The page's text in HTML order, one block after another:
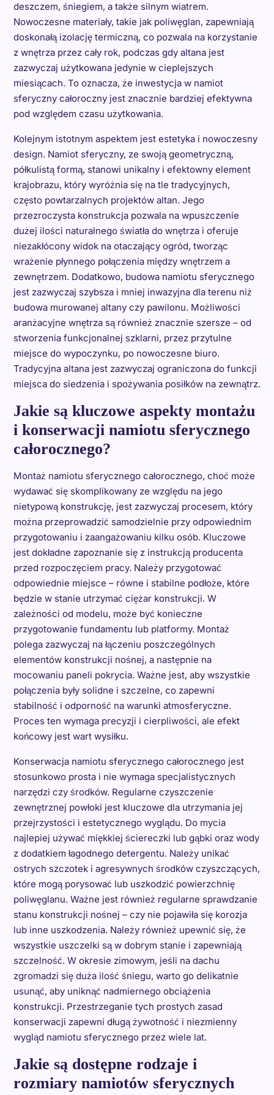
deszczem, śniegiem, a także silnym wiatrem.
Nowoczesne materiały, takie jak poliwęglan, zapewniają
doskonałą izolację termiczną, co pozwala na korzystanie
z wnętrza przez cały rok, podczas gdy altana jest
zazwyczaj użytkowana jedynie w cieplejszych
miesiącach. To oznacza, że inwestycja w namiot
sferyczny całoroczny jest znacznie bardziej efektywna
pod względem czasu użytkowania.
Kolejnym istotnym aspektem jest estetyka i nowoczesny
design. Namiot sferyczny, ze swoją geometryczną,
półkulistą formą, stanowi unikalny i efektowny element
krajobrazu, który wyróżnia się na tle tradycyjnych,
często powtarzalnych projektów altan. Jego
przezroczysta konstrukcja pozwala na wpuszczenie
dużej ilości naturalnego światła do wnętrza i oferuje
niezakłócony widok na otaczający ogród, tworząc
wrażenie płynnego połączenia między wnętrzem a
zewnętrzem. Dodatkowo, budowa namiotu sferycznego
jest zazwyczaj szybsza i mniej inwazyjna dla terenu niż
budowa murowanej altany czy pawilonu. Możliwości
aranżacyjne wnętrza są również znacznie szersze – od
stworzenia funkcjonalnej szklarni, przez przytulne
miejsce do wypoczynku, po nowoczesne biuro.
Tradycyjna altana jest zazwyczaj ograniczona do funkcji
miejsca do siedzenia i spożywania posiłków na zewnątrz.
Jakie są kluczowe aspekty montażu
i konserwacji namiotu sferycznego
całorocznego?
Montaż namiotu sferycznego całorocznego, choć może
wydawać się skomplikowany ze względu na jego
nietypową konstrukcję, jest zazwyczaj procesem, który
można przeprowadzić samodzielnie przy odpowiednim
przygotowaniu i zaangażowaniu kilku osób. Kluczowe
jest dokładne zapoznanie się z instrukcją producenta
przed rozpoczęciem pracy. Należy przygotować
odpowiednie miejsce – równe i stabilne podłoże, które
będzie w stanie utrzymać ciężar konstrukcji. W
zależności od modelu, może być konieczne
przygotowanie fundamentu lub platformy. Montaż
polega zazwyczaj na łączeniu poszczególnych
elementów konstrukcji nośnej, a następnie na
mocowaniu paneli pokrycia. Ważne jest, aby wszystkie
połączenia były solidne i szczelne, co zapewni
stabilność i odporność na warunki atmosferyczne.
Proces ten wymaga precyzji i cierpliwości, ale efekt
końcowy jest wart wysiłku.
Konserwacja namiotu sferycznego całorocznego jest
stosunkowo prosta i nie wymaga specjalistycznych
narzędzi czy środków. Regularne czyszczenie
zewnętrznej powłoki jest kluczowe dla utrzymania jej
przejrzystości i estetycznego wyglądu. Do mycia
najlepiej używać miękkiej ściereczki lub gąbki oraz wody
z dodatkiem łagodnego detergentu. Należy unikać
ostrych szczotek i agresywnych środków czyszczących,
które mogą porysować lub uszkodzić powierzchnię
poliwęglanu. Ważne jest również regularne sprawdzanie
stanu konstrukcji nośnej – czy nie pojawiła się korozja
lub inne uszkodzenia. Należy również upewnić się, że
wszystkie uszczelki są w dobrym stanie i zapewniają
szczelność. W okresie zimowym, jeśli na dachu
zgromadzi się duża ilość śniegu, warto go delikatnie
usunąć, aby uniknąć nadmiernego obciążenia
konstrukcji. Przestrzeganie tych prostych zasad
konserwacji zapewni długą żywotność i niezmienny
wygląd namiotu sferycznego przez wiele lat.
Jakie są dostępne rodzaje i
rozmiary namiotów sferycznych